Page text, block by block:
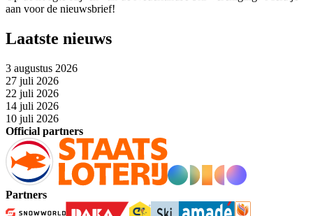
aan voor de nieuwsbrief!
Laatste nieuws
3 augustus 2026
27 juli 2026
22 juli 2026
14 juli 2026
10 juli 2026
Official partners
Partners